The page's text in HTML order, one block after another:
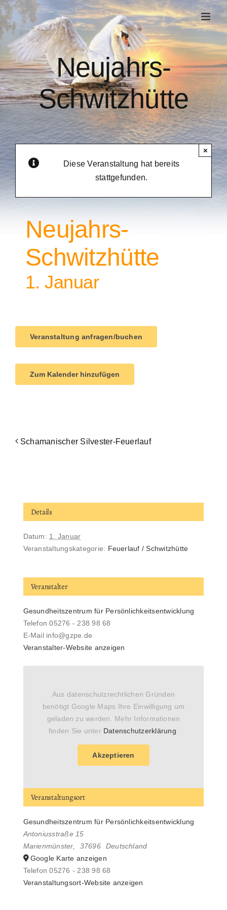
Zum
Inhalt
springen
Neujahrs-
Schwitzhütte
Diese Veranstaltung hat bereits
stattgefunden.
×
Neujahrs-
Schwitzhütte
1. Januar
Veranstaltung anfragen/buchen
Zum Kalender hinzufügen
Schamanischer Silvester-Feuerlauf
Details
Datum: 1. Januar
Veranstaltungskategorie: Feuerlauf / Schwitzhütte
Veranstalter
Gesundheitszentrum für Persönlichkeitsentwicklung
Telefon05276 - 238 98 68
E-Mail info@gzpe.de
Veranstalter-Website anzeigen
Veranstaltungsort
Gesundheitszentrum für Persönlichkeitsentwicklung
Antoniusstraße 15
Marienmünster, 37696
Deutschland
Google Karte anzeigen
Telefon 05276 - 238 98 68
Veranstaltungsort-Website anzeigen
Aus datenschutzrechtlichen Gründen
benötigt Google Maps Ihre Einwilligung um
geladen zu werden. Mehr Informationen
finden Sie unter Datenschutzerklärung
Akzeptieren